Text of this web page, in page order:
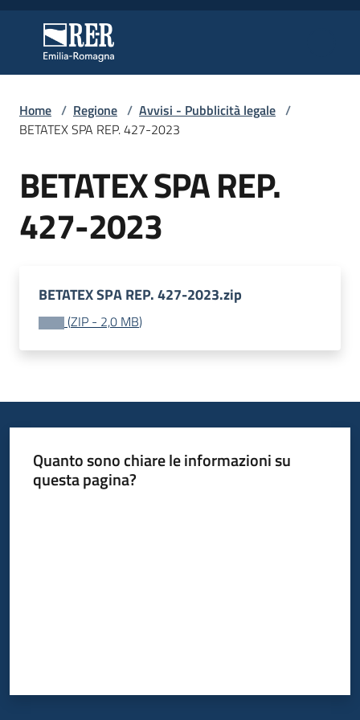
Regione Emilia-Romagna
Regione Emilia-Romagna
Regione
Novità
Leggi
Atti
Bandi
Argomenti
Home / Regione / Avvisi - Pubblicità legale /
BETATEX SPA REP. 427-2023
BETATEX SPA REP.
427-2023
BETATEX SPA REP. 427-2023.zip
(ZIP - 2,0 MB)
Quanto sono chiare le informazioni su
questa pagina?